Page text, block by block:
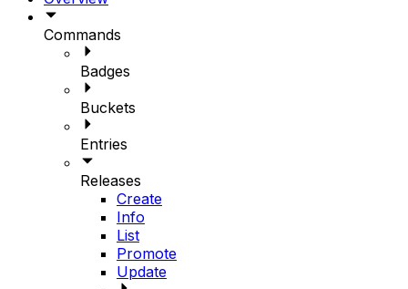
Commands
Badges
Buckets
Entries
Releases
Create
Info
List
Promote
Update